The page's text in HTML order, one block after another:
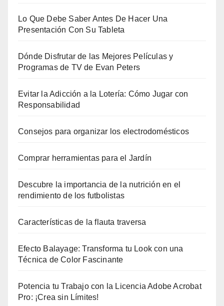
Lo Que Debe Saber Antes De Hacer Una
Presentación Con Su Tableta
Dónde Disfrutar de las Mejores Películas y
Programas de TV de Evan Peters
Evitar la Adicción a la Lotería: Cómo Jugar con
Responsabilidad
Consejos para organizar los electrodomésticos
Comprar herramientas para el Jardín
Descubre la importancia de la nutrición en el
rendimiento de los futbolistas
Características de la flauta traversa
Efecto Balayage: Transforma tu Look con una
Técnica de Color Fascinante
Potencia tu Trabajo con la Licencia Adobe Acrobat
Pro: ¡Crea sin Límites!